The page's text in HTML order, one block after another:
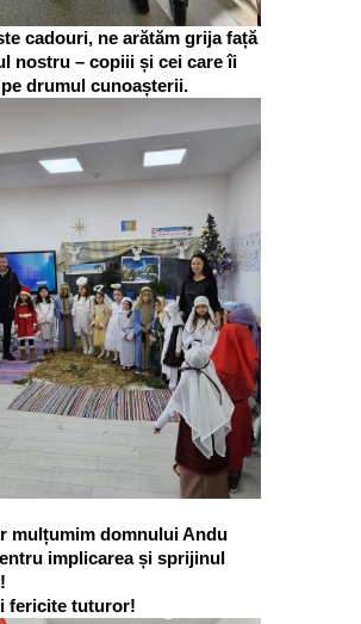
cadouri, ne arătăm grija față
nostru – copiii și cei care îi
drumul cunoașterii.
mulțumim domnului Andu
implicarea și sprijinul
fericite tuturor!